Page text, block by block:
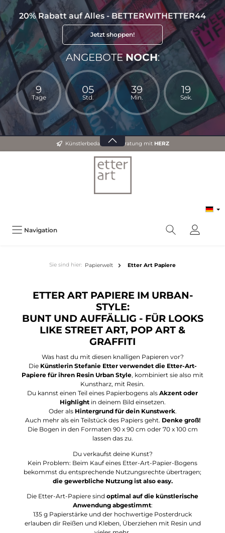
20% Rabatt auf Alles - BETTERWITHETTER44
Jetzt shoppen!
ANGEBOTENOCH:
9
Tage
05
Std.
39
Min.
18
Sek.
Künstlerbedarf und Beratung mitHERZ
Navigation
Sie sind hier: Papierwelt Etter Art Papiere
ETTER ART PAPIERE IM URBAN-
STYLE:
BUNT UND AUFFÄLLIG - FÜR LOOKS
LIKE STREET ART, POP ART &
GRAFFITI
Was hast du mit diesen knalligen Papieren vor?
Die Künstlerin Stefanie Etter verwendet die Etter-Art-
Papiere für ihren Resin Urban Style, kombiniert sie also mit
Kunstharz, mit Resin.
Du kannst einen Teil eines Papierbogens als Akzent oder
Highlight in deinem Bild einsetzen.
Oder als Hintergrund für dein Kunstwerk.
Auch mehr als ein Teilstück des Papiers geht. Denke groß!
Die Bogen in den Formaten 90 x 90 cm oder 70 x 100 cm
lassen das zu.
Du verkaufst deine Kunst?
Kein Problem: Beim Kauf eines Etter-Art-Papier-Bogens
bekommst du entsprechende Nutzungsrechte übertragen;
die gewerbliche Nutzung ist also easy.
Die Etter-Art-Papiere sind optimal auf die künstlerische
Anwendung abgestimmt:
135 g Papierstärke und der hochwertige Posterdruck
erlauben dir Reißen und Kleben, Überziehen mit Resin und